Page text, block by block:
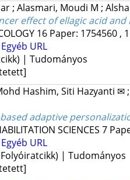
; Alasmari, Moudi M ;
effect of ellagic acid
16 Paper: 1754560 ,
Egyéb URL
| Tudományos
Hashim, Siti Hazyanti ✉
adaptive
SCIENCES 7
Egyéb URL
| Tudományos